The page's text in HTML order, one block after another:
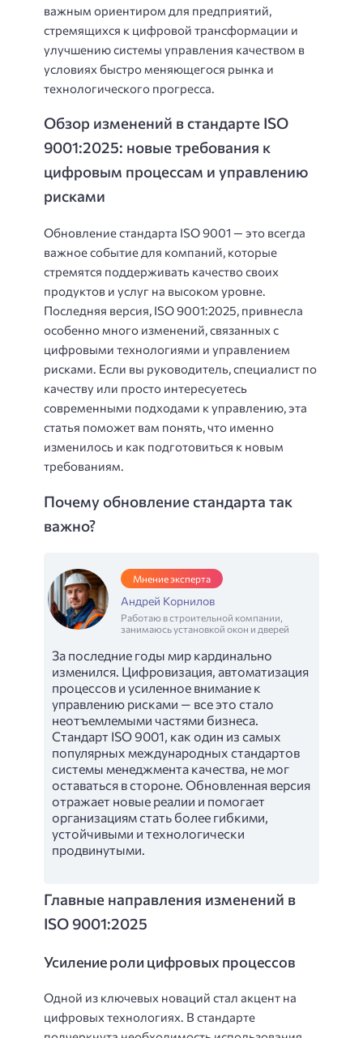
важным ориентиром для предприятий,
стремящихся к цифровой трансформации и
улучшению системы управления качеством в
условиях быстро меняющегося рынка и
технологического прогресса.
Обзор изменений в стандарте ISO
9001:2025: новые требования к
цифровым процессам и управлению
рисками
Обновление стандарта ISO 9001 — это всегда
важное событие для компаний, которые
стремятся поддерживать качество своих
продуктов и услуг на высоком уровне.
Последняя версия, ISO 9001:2025, привнесла
особенно много изменений, связанных с
цифровыми технологиями и управлением
рисками. Если вы руководитель, специалист по
качеству или просто интересуетесь
современными подходами к управлению, эта
статья поможет вам понять, что именно
изменилось и как подготовиться к новым
требованиям.
Почему обновление стандарта так
важно?
Мнение эксперта
Андрей Корнилов
Работаю в строительной компании,
занимаюсь установкой окон и дверей
За последние годы мир кардинально
изменился. Цифровизация, автоматизация
процессов и усиленное внимание к
управлению рисками — все это стало
неотъемлемыми частями бизнеса.
Стандарт ISO 9001, как один из самых
популярных международных стандартов
системы менеджмента качества, не мог
оставаться в стороне. Обновленная версия
отражает новые реалии и помогает
организациям стать более гибкими,
устойчивыми и технологически
продвинутыми.
Главные направления изменений в
ISO 9001:2025
Усиление роли цифровых процессов
Одной из ключевых новаций стал акцент на
цифровых технологиях. В стандарте